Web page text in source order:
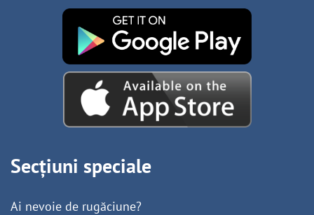
Secțiuni speciale
Ai nevoie de rugăciune?